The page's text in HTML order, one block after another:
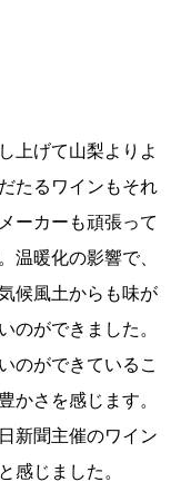
上げて山梨よりよ
たるワインもそれ
ーカーも頑張って
温暖化の影響で、
候風土からも味が
のができました。
のができているこ
かさを感じます。
新聞主催のワイン
感じました。